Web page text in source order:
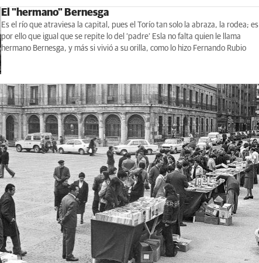
El "hermano" Bernesga
Es el río que atraviesa la capital, pues el Torío tan solo la abraza, la rodea; es
por ello que igual que se repite lo del ‘padre’ Esla no falta quien le llama
hermano Bernesga, y más si vivió a su orilla, como lo hizo Fernando Rubio